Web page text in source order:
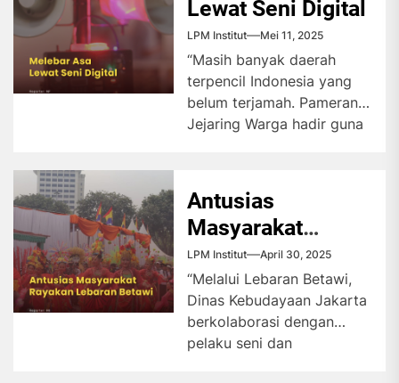
Lewat Seni Digital
LPM Institut Mei 11, 2025
“Masih banyak daerah
terpencil Indonesia yang
belum terjamah. Pameran
Jejaring Warga hadir guna
daerah-daerah pelosok
yang...
Antusias
Masyarakat
Rayakan Lebaran
Betawi
LPM Institut April 30, 2025
“Melalui Lebaran Betawi,
Dinas Kebudayaan Jakarta
berkolaborasi dengan
pelaku seni dan